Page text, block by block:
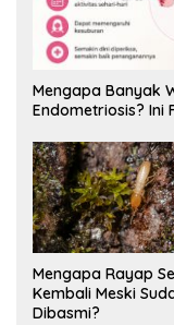
Mengapa Banyak
Endometriosis? Ini
Mengapa Rayap
Kembali Meski
Dibasmi?